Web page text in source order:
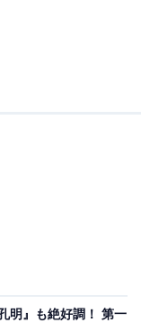
終回は11/29（水）よ
同作で、駆け
動する月見英子
明』も絶好調！ 第一